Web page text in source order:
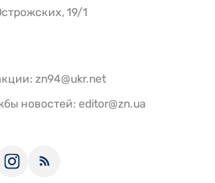
19/1
zn94@ukr.net
новостей: editor@zn.ua